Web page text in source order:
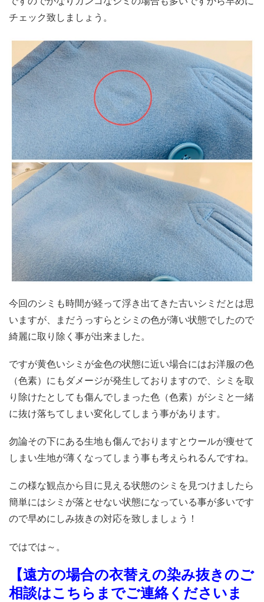
チェック致しましょう。
今回のシミも時間が経って浮き出てきた古いシミだとは思
いますが、まだうっすらとシミの色が薄い状態でしたので
綺麗に取り除く事が出来ました。
ですが黄色いシミが金色の状態に近い場合にはお洋服の色
（色素）にもダメージが発生しておりますので、シミを取
り除けたとしても傷んでしまった色（色素）がシミと一緒
に抜け落ちてしまい変化してしまう事があります。
勿論その下にある生地も傷んでおりますとウールが痩せて
しまい生地が薄くなってしまう事も考えられるんですね。
この様な観点から目に見える状態のシミを見つけましたら
簡単にはシミが落とせない状態になっている事が多いです
ので早めにしみ抜きの対応を致しましょう！
ではでは～。
【遠方の場合の衣替えの染み抜きのご
相談はこちらまでご連絡くださいま